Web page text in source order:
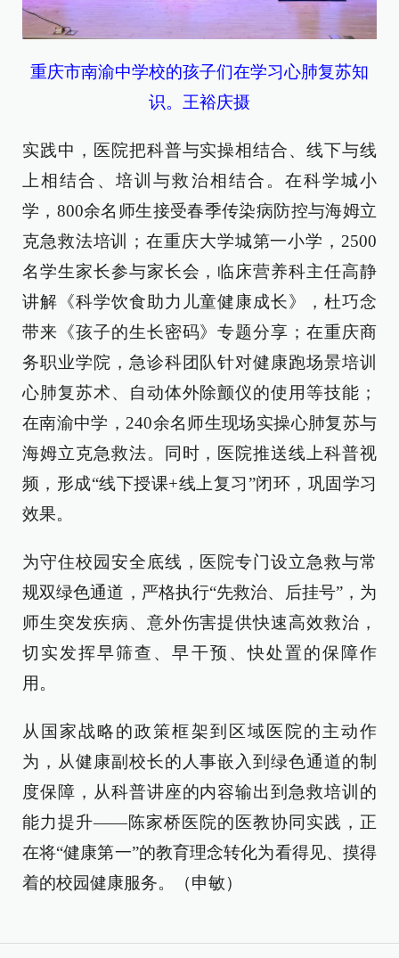
重庆市南渝中学校的孩子们在学习心肺复苏知
识。王裕庆摄
实践中，医院把科普与实操相结合、线下与线
上相结合、培训与救治相结合。在科学城小
学，800余名师生接受春季传染病防控与海姆立
克急救法培训；在重庆大学城第一小学，2500
名学生家长参与家长会，临床营养科主任高静
讲解《科学饮食助力儿童健康成长》，杜巧念
带来《孩子的生长密码》专题分享；在重庆商
务职业学院，急诊科团队针对健康跑场景培训
心肺复苏术、自动体外除颤仪的使用等技能；
在南渝中学，240余名师生现场实操心肺复苏与
海姆立克急救法。同时，医院推送线上科普视
频，形成“线下授课+线上复习”闭环，巩固学习
效果。
为守住校园安全底线，医院专门设立急救与常
规双绿色通道，严格执行“先救治、后挂号”，为
师生突发疾病、意外伤害提供快速高效救治，
切实发挥早筛查、早干预、快处置的保障作
用。
从国家战略的政策框架到区域医院的主动作
为，从健康副校长的人事嵌入到绿色通道的制
度保障，从科普讲座的内容输出到急救培训的
能力提升——陈家桥医院的医教协同实践，正
在将“健康第一”的教育理念转化为看得见、摸得
着的校园健康服务。（申敏）